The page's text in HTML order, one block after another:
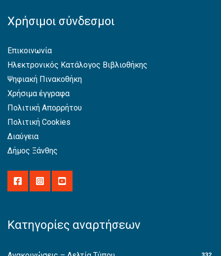
Χρήσιμοι σύνδεσμοι
Επικοινωνία
Ηλεκτρονικός Κατάλογος Βιβλιοθήκης
Ψηφιακή Πινακοθήκη
Χρήσιμα έγγραφα
Πολιτική Απορρήτου
Πολιτική Cookies
Διαύγεια
Δήμος Ξάνθης
Κατηγορίες αναρτήσεων